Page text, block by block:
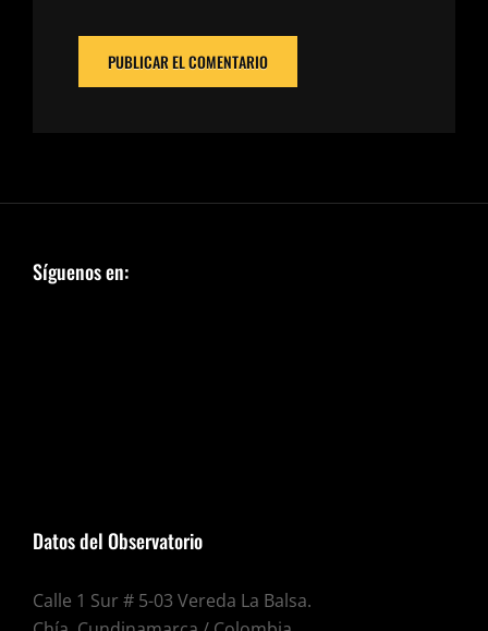
Síguenos en:
Datos del Observatorio
Calle 1 Sur # 5-03 Vereda La Balsa.